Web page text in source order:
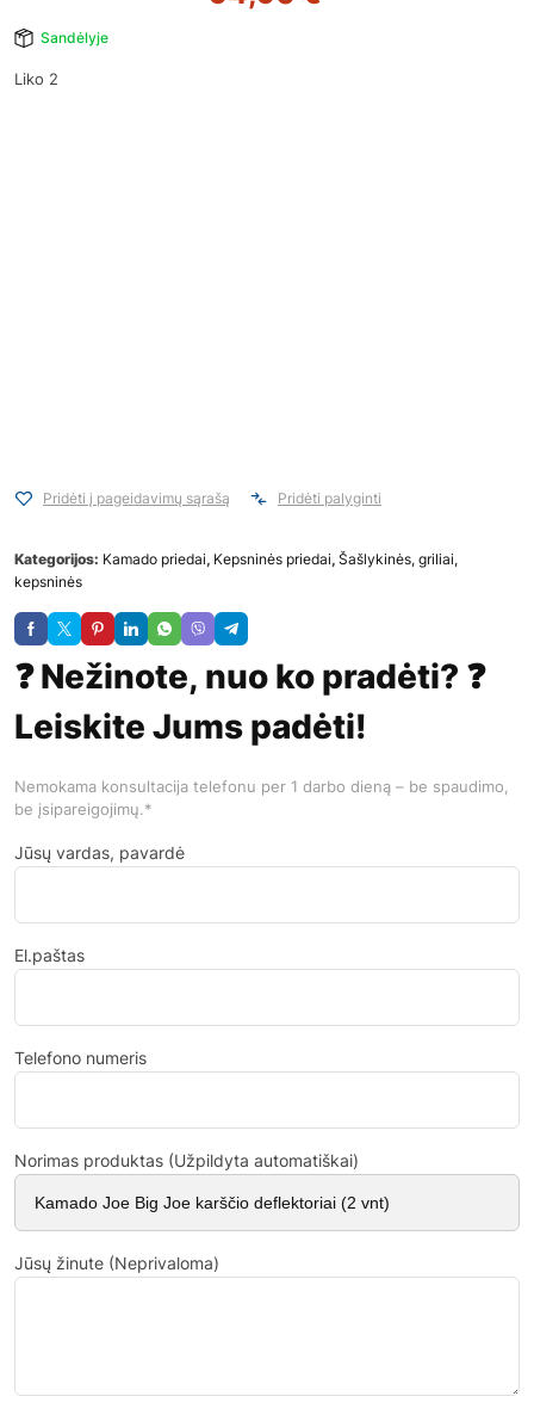
Sandėlyje
Liko 2
Pridėti į pageidavimų sąrašą Pridėti palyginti
Kategorijos: Kamado priedai, Kepsninės priedai, Šašlykinės, griliai,
kepsninės
❓ Nežinote, nuo ko pradėti? ❓
Leiskite Jums padėti!
Nemokama konsultacija telefonu per 1 darbo dieną – be spaudimo,
be įsipareigojimų.*
Jūsų vardas, pavardė
El.paštas
Telefono numeris
Norimas produktas (Užpildyta automatiškai)
Jūsų žinute (Neprivaloma)